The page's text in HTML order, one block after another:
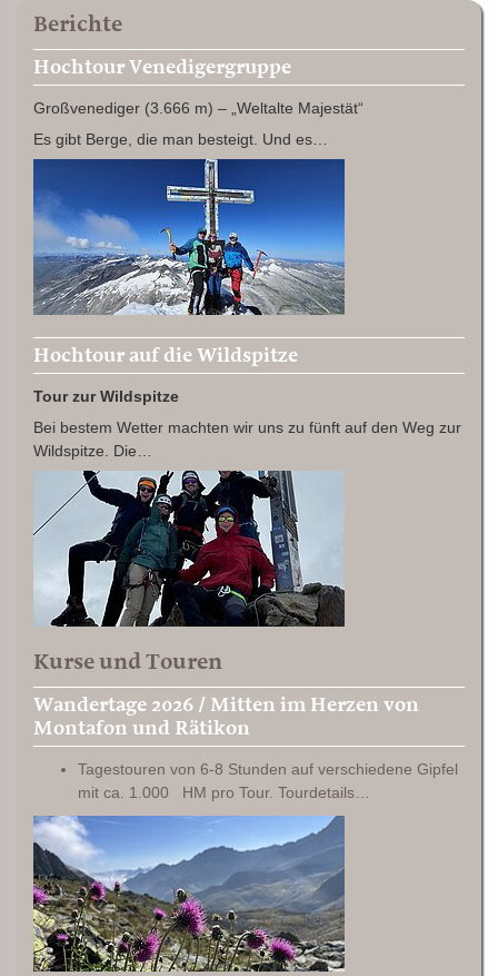
Berichte
Hochtour Venedigergruppe
Großvenediger (3.666 m) – „Weltalte Majestät“
Es gibt Berge, die man besteigt. Und es…
Hochtour auf die Wildspitze
Tour zur Wildspitze
Bei bestem Wetter machten wir uns zu fünft auf den Weg zur
Wildspitze. Die…
Kurse und Touren
Wandertage 2026 / Mitten im Herzen von
Montafon und Rätikon
Tagestouren von 6-8 Stunden auf verschiedene Gipfel
mit ca. 1.000 HM pro Tour. Tourdetails…